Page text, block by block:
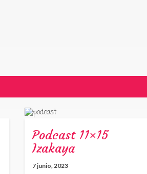
Podcast 11×15
Izakaya
7 junio, 2023